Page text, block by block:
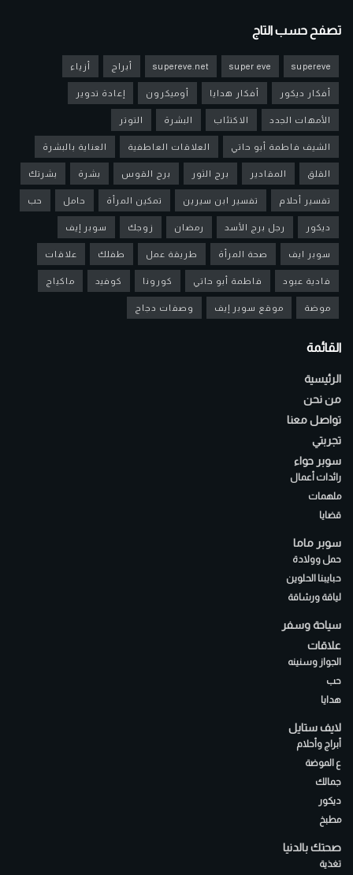
تصفح حسب التاج
supereve
super eve
supereve.net أبراج أزياء
أفكار ديكور أفكار هدايا أوميكرون إعادة تدوير
الأمهات الجدد الاكتئاب البشرة التوتر
الشيف فاطمة أبو حاتي العلاقات العاطفية العناية بالبشرة
القلق المقادير برج الثور برج القوس بشرة بشرتك
تفسير أحلام تفسير ابن سيرين تمكين المرأة حامل حب
ديكور رجل برج الأسد رمضان زوجك سوبر إيف
سوبر ايف صحة المرأة طريقة عمل طفلك علاقات
فادية عبود فاطمة أبو حاتي كورونا كوفيد ماكياج
موضة موقع سوبر إيف وصفات دجاج
القائمة
الرئيسية
من نحن
تواصل معنا
تجربتي
سوبر حواء
رائدات أعمال
ملهمات
قضايا
سوبر ماما
حمل وولادة
حبايبنا الحلوين
لياقة ورشاقة
سياحة وسفر
علاقات
الجواز وسنينه
حب
هدايا
لايف ستايل
أبراج وأحلام
ع الموضة
جمالك
ديكور
مطبخ
صحتك بالدنيا
تغذية